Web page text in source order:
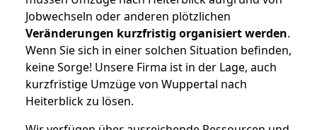
Jobwechseln oder anderen plötzlichen
Veränderungen kurzfristig organisiert werden.
Wenn Sie sich in einer solchen Situation befinden,
keine Sorge! Unsere Firma ist in der Lage, auch
kurzfristige Umzüge von Wuppertal nach
Heiterblick zu lösen.